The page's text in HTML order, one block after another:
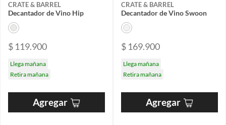
CRATE & BARREL
Decantador de Vino Hip
$ 119.900
Llega mañana
Retira mañana
Agregar
CRATE & BARREL
Decantador de Vino Swoon
$ 169.900
Llega mañana
Retira mañana
Agregar